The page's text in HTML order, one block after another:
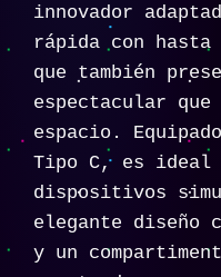
innovador
rápida con hasta
que también
espectacular
espacio.
Tipo C, es ideal
dispositivos
elegante diseño
y un